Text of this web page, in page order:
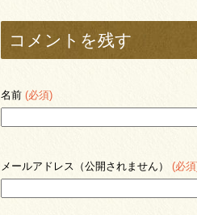
コメントを残す
名前 (必須)
メールアドレス（公開されません） (必